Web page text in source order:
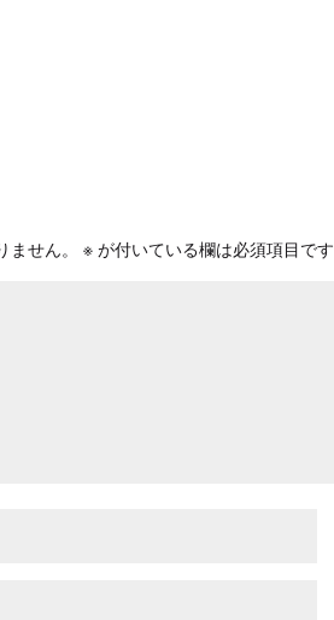
ません。 ※ が付いている欄は必須項目です